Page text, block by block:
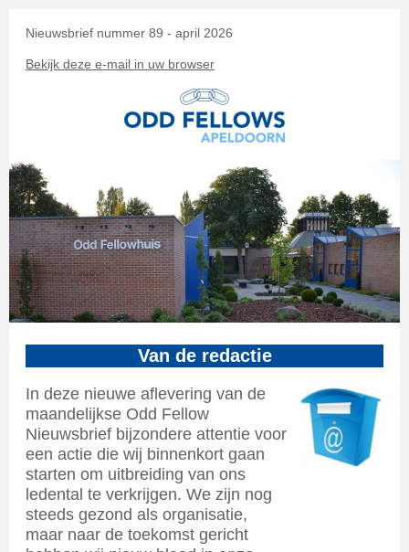
Nieuwsbrief nummer 89 - april 2026
Bekijk deze e-mail in uw browser
Van de redactie
In deze nieuwe aflevering van de
maandelijkse Odd Fellow
Nieuwsbrief bijzondere attentie voor
een actie die wij binnenkort gaan
starten om uitbreiding van ons
ledental te verkrijgen. We zijn nog
steeds gezond als organisatie,
maar naar de toekomst gericht